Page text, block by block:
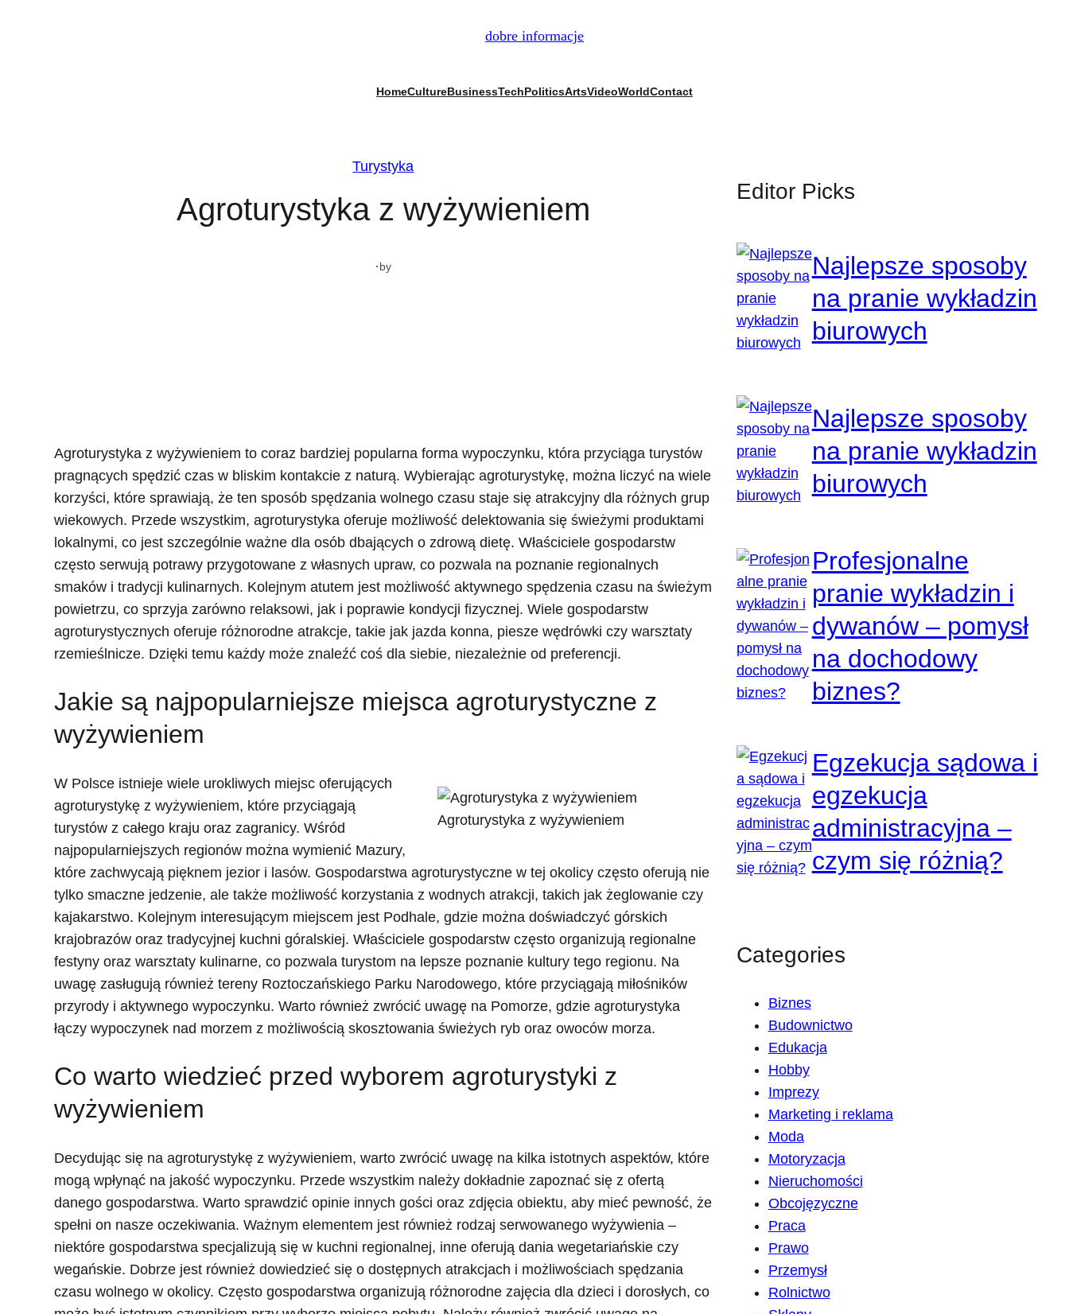
dobre informacje
HomeCultureBusinessTechPoliticsArtsVideoWorldContact
Turystyka
Agroturystyka z wyżywieniem
·by
Agroturystyka z wyżywieniem to coraz bardziej popularna forma wypoczynku, która przyciąga turystów
pragnących spędzić czas w bliskim kontakcie z naturą. Wybierając agroturystykę, można liczyć na wiele
korzyści, które sprawiają, że ten sposób spędzania wolnego czasu staje się atrakcyjny dla różnych grup
wiekowych. Przede wszystkim, agroturystyka oferuje możliwość delektowania się świeżymi produktami
lokalnymi, co jest szczególnie ważne dla osób dbających o zdrową dietę. Właściciele gospodarstw
często serwują potrawy przygotowane z własnych upraw, co pozwala na poznanie regionalnych
smaków i tradycji kulinarnych. Kolejnym atutem jest możliwość aktywnego spędzenia czasu na świeżym
powietrzu, co sprzyja zarówno relaksowi, jak i poprawie kondycji fizycznej. Wiele gospodarstw
agroturystycznych oferuje różnorodne atrakcje, takie jak jazda konna, piesze wędrówki czy warsztaty
rzemieślnicze. Dzięki temu każdy może znaleźć coś dla siebie, niezależnie od preferencji.
Jakie są najpopularniejsze miejsca agroturystyczne z
wyżywieniem
Agroturystyka z wyżywieniem
W Polsce istnieje wiele urokliwych miejsc oferujących
agroturystykę z wyżywieniem, które przyciągają
turystów z całego kraju oraz zagranicy. Wśród
najpopularniejszych regionów można wymienić Mazury,
które zachwycają pięknem jezior i lasów. Gospodarstwa agroturystyczne w tej okolicy często oferują nie
tylko smaczne jedzenie, ale także możliwość korzystania z wodnych atrakcji, takich jak żeglowanie czy
kajakarstwo. Kolejnym interesującym miejscem jest Podhale, gdzie można doświadczyć górskich
krajobrazów oraz tradycyjnej kuchni góralskiej. Właściciele gospodarstw często organizują regionalne
festyny oraz warsztaty kulinarne, co pozwala turystom na lepsze poznanie kultury tego regionu. Na
uwagę zasługują również tereny Roztoczańskiego Parku Narodowego, które przyciągają miłośników
przyrody i aktywnego wypoczynku. Warto również zwrócić uwagę na Pomorze, gdzie agroturystyka
łączy wypoczynek nad morzem z możliwością skosztowania świeżych ryb oraz owoców morza.
Co warto wiedzieć przed wyborem agroturystyki z
wyżywieniem
Decydując się na agroturystykę z wyżywieniem, warto zwrócić uwagę na kilka istotnych aspektów, które
mogą wpłynąć na jakość wypoczynku. Przede wszystkim należy dokładnie zapoznać się z ofertą
danego gospodarstwa. Warto sprawdzić opinie innych gości oraz zdjęcia obiektu, aby mieć pewność, że
spełni on nasze oczekiwania. Ważnym elementem jest również rodzaj serwowanego wyżywienia –
niektóre gospodarstwa specjalizują się w kuchni regionalnej, inne oferują dania wegetariańskie czy
wegańskie. Dobrze jest również dowiedzieć się o dostępnych atrakcjach i możliwościach spędzania
czasu wolnego w okolicy. Często gospodarstwa organizują różnorodne zajęcia dla dzieci i dorosłych, co
Editor Picks
Najlepsze sposoby
na pranie wykładzin
biurowych
Najlepsze sposoby
na pranie wykładzin
biurowych
Profesjonalne
pranie wykładzin i
dywanów – pomysł
na dochodowy
biznes?
Egzekucja sądowa i
egzekucja
administracyjna –
czym się różnią?
Categories
Biznes
Budownictwo
Edukacja
Hobby
Imprezy
Marketing i reklama
Moda
Motoryzacja
Nieruchomości
Obcojęzyczne
Praca
Prawo
Przemysł
Rolnictwo